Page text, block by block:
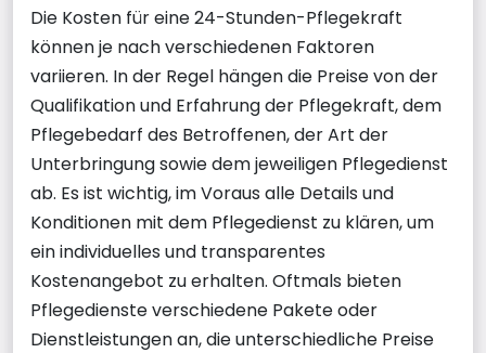
Die Kosten für eine 24-Stunden-Pflegekraft
können je nach verschiedenen Faktoren
variieren. In der Regel hängen die Preise von der
Qualifikation und Erfahrung der Pflegekraft, dem
Pflegebedarf des Betroffenen, der Art der
Unterbringung sowie dem jeweiligen Pflegedienst
ab. Es ist wichtig, im Voraus alle Details und
Konditionen mit dem Pflegedienst zu klären, um
ein individuelles und transparentes
Kostenangebot zu erhalten. Oftmals bieten
Pflegedienste verschiedene Pakete oder
Dienstleistungen an, die unterschiedliche Preise